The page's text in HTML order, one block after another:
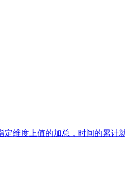
维度上值的加总，时间的累计